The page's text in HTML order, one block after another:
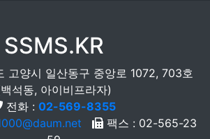
SSMS.KR
고양시 일산동구 중앙로 1072, 703호
석동, 아이비프라자)
전화 : 02-569-8355
팩스 : 02-565-23